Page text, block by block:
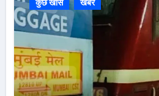
कुछ खास खबर